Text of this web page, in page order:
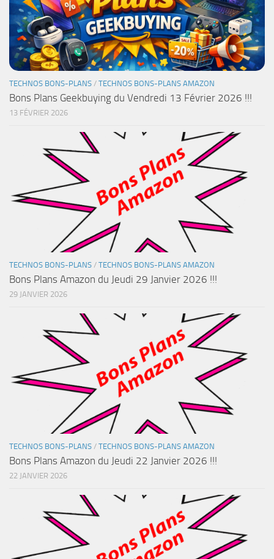
TECHNOS BONS-PLANS / TECHNOS BONS-PLANS AMAZON
Bons Plans Geekbuying du Vendredi 13 Février 2026 !!!
13 FÉVRIER 2026
TECHNOS BONS-PLANS / TECHNOS BONS-PLANS AMAZON
Bons Plans Amazon du Jeudi 29 Janvier 2026 !!!
29 JANVIER 2026
TECHNOS BONS-PLANS / TECHNOS BONS-PLANS AMAZON
Bons Plans Amazon du Jeudi 22 Janvier 2026 !!!
22 JANVIER 2026